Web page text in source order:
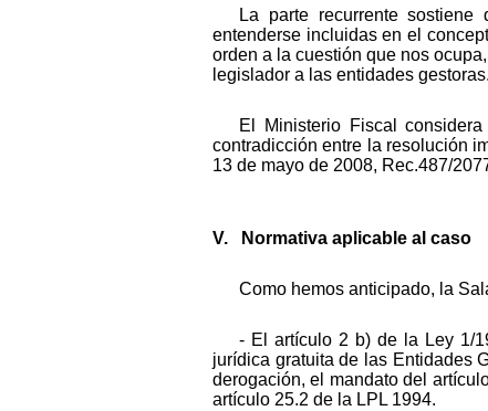
La parte recurrente
entenderse incluidas en el
orden a la cuestión que nos
legislador a las entidades gestoras.
El Ministerio Fiscal
contradicción entre la resolución
13 de mayo de 2008, Rec.487/
V. Normativa aplicable al caso
Como hemos anticipado, la
- El artículo 2 b) de la Ley 1/
jurídica gratuita de las Entidades
derogación, el mandato del
artículo 25.2 de la LPL 1994.